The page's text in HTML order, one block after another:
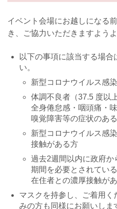
presents
イルス
録をお
当日ご
が、事前
い致しま
安心・
とご協力
※収集し
イベント会場にお越しになる
き、ご協力いただきますよう
以下の事項に該当する場
い。
新型コロナウイルス感
体調不良者（37.5 度以
全身倦怠感・咽頭痛・
嗅覚障害等の症状のある
新型コロナウイルス感
接触がある方
過去2週間以内に政府
期間を必要とされてい
在住者との濃厚接触が
マスクを持参し、ご着用
みの方も同様にお願いしま